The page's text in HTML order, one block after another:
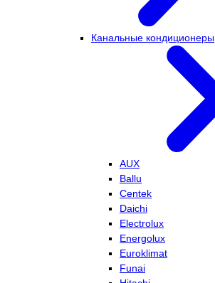
Канальные кондиционеры
AUX
Ballu
Centek
Daichi
Electrolux
Energolux
Euroklimat
Funai